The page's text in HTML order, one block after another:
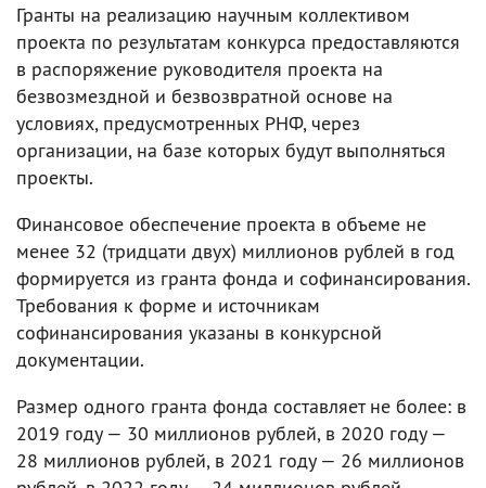
Гранты на реализацию научным коллективом
проекта по результатам конкурса предоставляются
в распоряжение руководителя проекта на
безвозмездной и безвозвратной основе на
условиях, предусмотренных РНФ, через
организации, на базе которых будут выполняться
проекты.
Финансовое обеспечение проекта в объеме не
менее 32 (тридцати двух) миллионов рублей в год
формируется из гранта фонда и софинансирования.
Требования к форме и источникам
софинансирования указаны в конкурсной
документации.
Размер одного гранта фонда составляет не более: в
2019 году — 30 миллионов рублей, в 2020 году —
28 миллионов рублей, в 2021 году — 26 миллионов